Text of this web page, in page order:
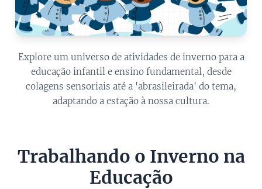
Explore um universo de atividades de inverno para a
educação infantil e ensino fundamental, desde
colagens sensoriais até a 'abrasileirada' do tema,
adaptando a estação à nossa cultura.
Trabalhando o Inverno na
Educação